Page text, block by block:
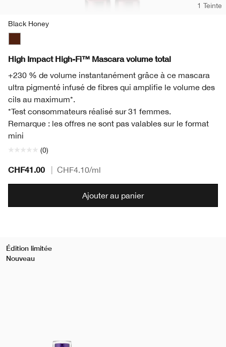
1 Teinte
Black Honey
High Impact High-Fi™ Mascara volume total
+230 % de volume instantanément grâce à ce mascara
ultra pigmenté infusé de fibres qui amplifie le volume des
cils au maximum*.
*Test consommateurs réalisé sur 31 femmes.
Remarque : les offres ne sont pas valables sur le format
mini
(0)
CHF41.00 CHF4.10/ml
Ajouter au panier
Édition limitée
Nouveau